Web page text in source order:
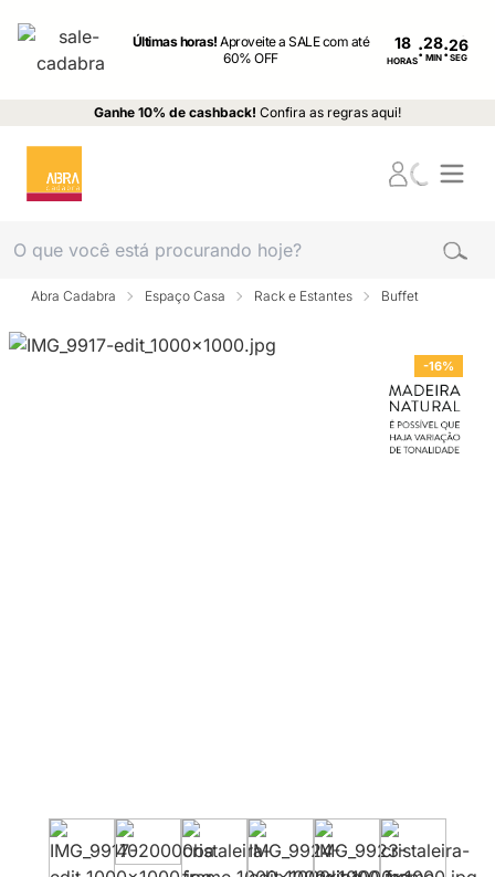
Últimas horas!Aproveite a SALE com até
60% OFF
18
HORAS: MIN : SEG
Ganhe 10% de cashback! Confira as regras aqui!
Abra Cadabra Espaço Casa Rack e Estantes Buffet
-16%